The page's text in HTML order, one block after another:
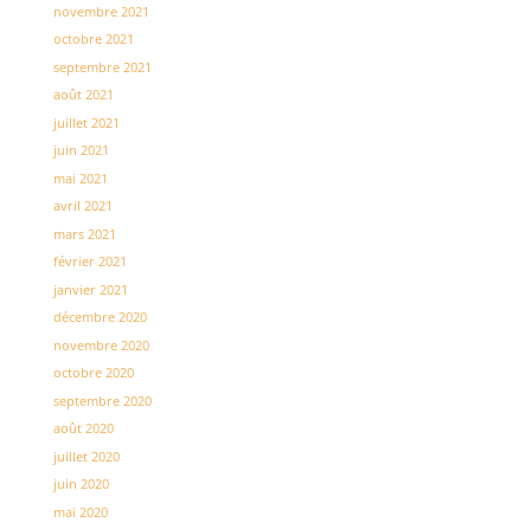
novembre 2021
octobre 2021
septembre 2021
août 2021
juillet 2021
juin 2021
mai 2021
avril 2021
mars 2021
février 2021
janvier 2021
décembre 2020
novembre 2020
octobre 2020
septembre 2020
août 2020
juillet 2020
juin 2020
mai 2020